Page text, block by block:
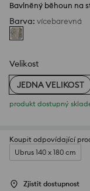
Bavlněný běhoun na
Barva: vícebarevná
Velikost
JEDNA VELIKOST
produkt dostupný
Koupit odpovídající
Ubrus 140 x 180 cm
Zjistit dostupnost